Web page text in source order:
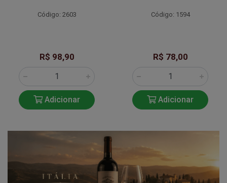
Código: 2603
R$ 98,90
Adicionar
Código: 1594
R$ 78,00
Adicionar